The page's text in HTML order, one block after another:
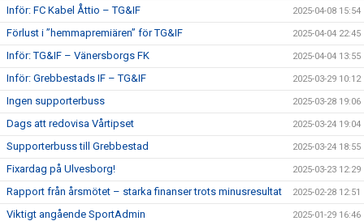
Inför: FC Kabel Åttio – TG&IF 2025-04-08 15:54
Förlust i ”hemmapremiären” för TG&IF 2025-04-04 22:45
Inför: TG&IF – Vänersborgs FK 2025-04-04 13:55
Inför: Grebbestads IF – TG&IF 2025-03-29 10:12
Ingen supporterbuss 2025-03-28 19:06
Dags att redovisa Vårtipset 2025-03-24 19:04
Supporterbuss till Grebbestad 2025-03-24 18:55
Fixardag på Ulvesborg! 2025-03-23 12:29
Rapport från årsmötet – starka finanser trots minusresultat 2025-02-28 12:51
Viktigt angående SportAdmin 2025-01-29 16:46